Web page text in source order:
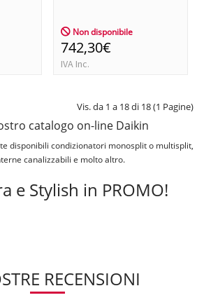
Non disponibile
742,30€
IVA Inc.
Vis. da 1 a 18 di 18 (1 Pagine)
catalogo on-line Daikin
disponibili condizionatori monosplit o multisplit,
canalizzabili e molto altro.
e Stylish in PROMO!
RECENSIONI